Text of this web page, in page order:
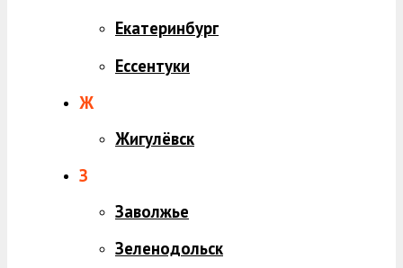
Екатеринбург
Ессентуки
Ж
Жигулёвск
З
Заволжье
Зеленодольск